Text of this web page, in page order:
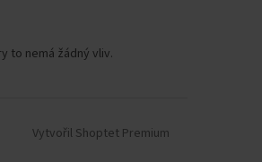
to nemá žádný vliv.
Vytvořil Shoptet Premium